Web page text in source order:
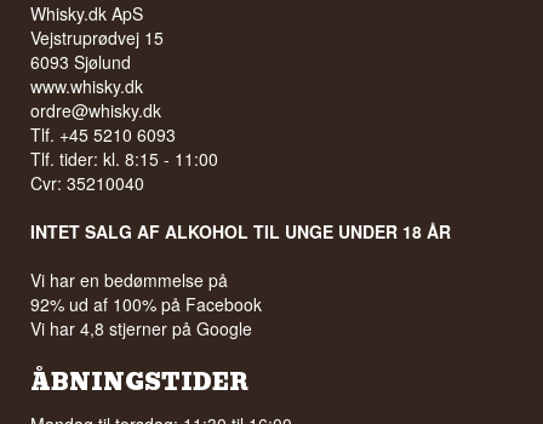
Whisky.dk ApS
Vejstruprødvej 15
6093 Sjølund
www.whisky.dk
ordre@whisky.dk
Tlf. +45 5210 6093
Tlf. tider: kl. 8:15 - 11:00
Cvr: 35210040
INTET SALG AF ALKOHOL TIL UNGE UNDER 18 ÅR
Vi har en bedømmelse på
92% ud af 100% på Facebook
Vi har 4,8 stjerner på Google
ÅBNINGSTIDER